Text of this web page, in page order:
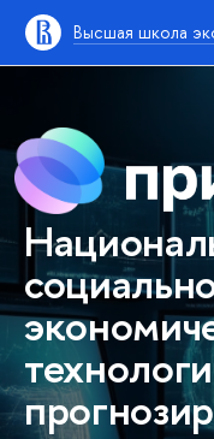
Высшая школа